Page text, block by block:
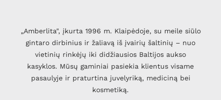
„Amberlita", įkurta 1996 m. Klaipėdoje, su meile siūlo
gintaro dirbinius ir žaliavą iš įvairių šaltinių – nuo
vietinių rinkėjų iki didžiausios Baltijos aukso
kasyklos. Mūsų gaminiai pasiekia klientus visame
pasaulyje ir praturtina juvelyriką, mediciną bei
kosmetiką.